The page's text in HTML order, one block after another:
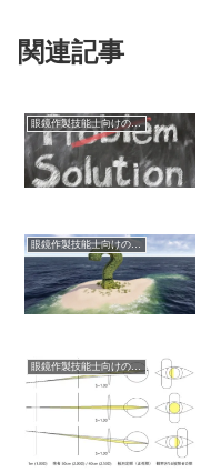
関連記事
眼鏡作製技能士向けの問題
眼鏡作製技能士向けの問題